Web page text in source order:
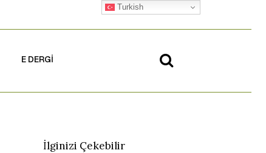
E DERGİ
İlginizi Çekebilir
Turkish